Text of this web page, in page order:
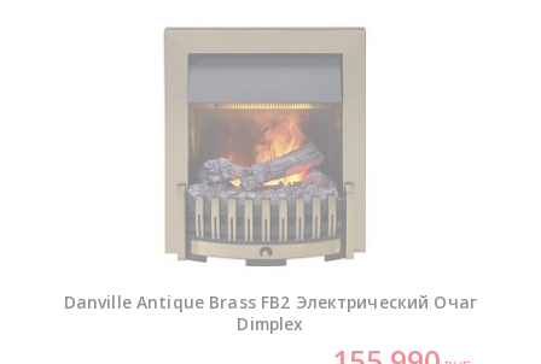
Danville Antique Brass FB2 Электрический Очаг
Dimplex